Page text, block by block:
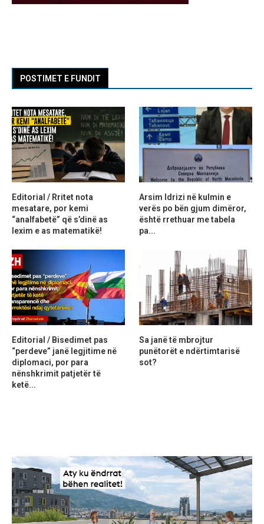
POSTIMET E FUNDIT
Editorial / Rritet nota
mesatare, por kemi
“analfabetë” që s’dinë as
lexim e as matematikë!
Arsim Idrizi në kulmin e
verës po bën gjum dimëror,
është rrethuar me tabela
pa...
Editorial / Bisedimet pas
“perdeve” janë legjitime në
diplomaci, por para
nënshkrimit patjetër të
ketë...
Sa janë të mbrojtur
punëtorët e ndërtimtarisë
sot?